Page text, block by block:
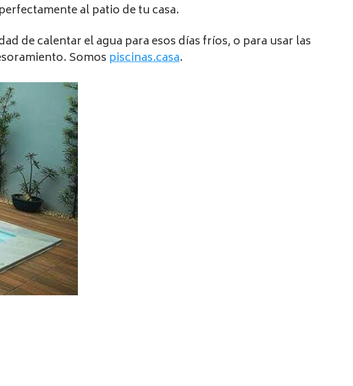
al patio de tu casa.
de calentar el agua para esos días fríos, o para usar las
Somos piscinas.casa.